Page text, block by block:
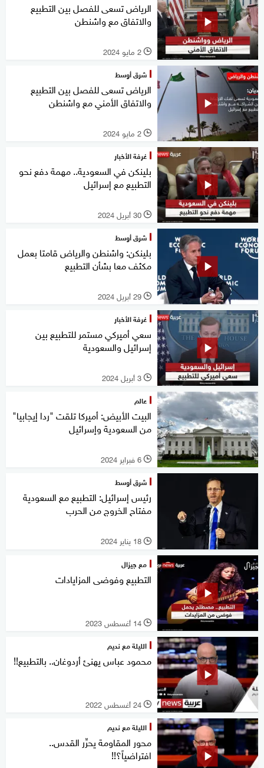
الرياض تسعى للفصل بين التطبيع
والاتفاق مع واشنطن
l 2 مايو 2024
شرق أوسط
الرياض تسعى للفصل بين التطبيع
والاتفاق الأمني مع واشنطن
l 2 مايو 2024
غرفة الأخبار
بلينكن في السعودية.. مهمة دفع نحو
التطبيع مع إسرائيل
l 30 أبريل 2024
شرق أوسط
بلينكن: واشنطن والرياض قامتا بعمل
مكثف معا بشأن التطبيع
l 29 أبريل 2024
غرفة الأخبار
سعي أميركي مستمر للتطبيع بين
إسرائيل والسعودية
l 3 أبريل 2024
عالم
البيت الأبيض: أميركا تلقت "ردا إيجابيا"
من السعودية وإسرائيل
l 6 فبراير 2024
شرق أوسط
رئيس إسرائيل: التطبيع مع السعودية
مفتاح الخروج من الحرب
l 18 يناير 2024
مع جيزال
التطبيع وفوضى المزايادات
l 14 أغسطس 2023
الليلة مع نديم
محمود عباس يهنئ أردوغان.. بالتطبيع!!
l 24 أغسطس 2022
الليلة مع نديم
محور المقاومة يحرِّر القدس..
افتراضياً؟!!